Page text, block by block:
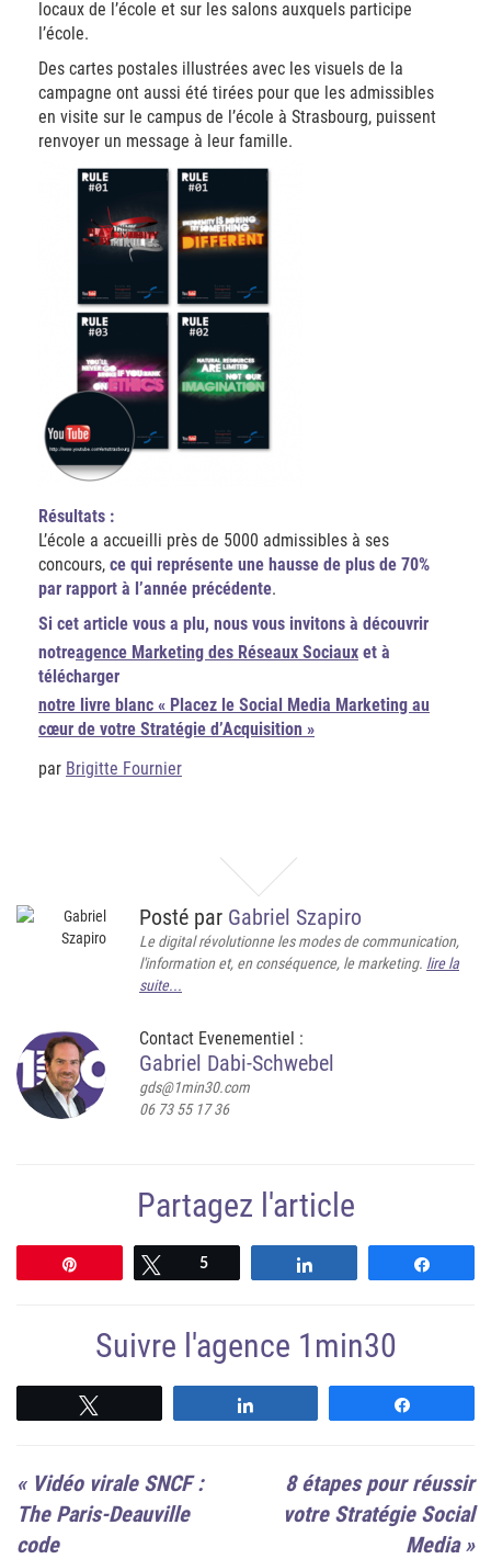
locaux de l’école et sur les salons auxquels participe
l’école.
Des cartes postales illustrées avec les visuels de la
campagne ont aussi été tirées pour que les admissibles
en visite sur le campus de l’école à Strasbourg, puissent
renvoyer un message à leur famille.
Résultats :
L’école a accueilli près de 5000 admissibles à ses
concours, ce qui représente une hausse de plus de 70%
par rapport à l’année précédente.
Si cet article vous a plu, nous vous invitons à découvrir
notreagence Marketing des Réseaux Sociaux et à
télécharger
notre livre blanc « Placez le Social Media Marketing au
cœur de votre Stratégie d’Acquisition »
par Brigitte Fournier
Posté par Gabriel Szapiro
Le digital révolutionne les modes de communication,
l'information et, en conséquence, le marketing. lire la
suite...
Contact Evenementiel :
Gabriel Dabi-Schwebel
gds@1min30.com
06 73 55 17 36
Partagez l'article
Tweetez
5
Suivre l'agence 1min30
« Vidéo virale SNCF :
The Paris-Deauville
code
8 étapes pour réussir
votre Stratégie Social
Media»